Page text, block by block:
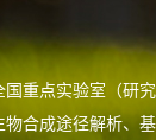
重点实验室（研
合成途径解析、